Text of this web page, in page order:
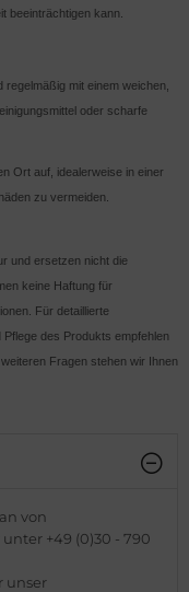
von
+49 (0)30 - 790
unser
beeinträchtigen kann.
mit einem weichen,
oder scharfe
Ort auf, idealerweise in einer
zu vermeiden.
und ersetzen nicht die
keine Haftung für
Für detaillierte
des Produkts empfehlen
Fragen stehen wir Ihnen